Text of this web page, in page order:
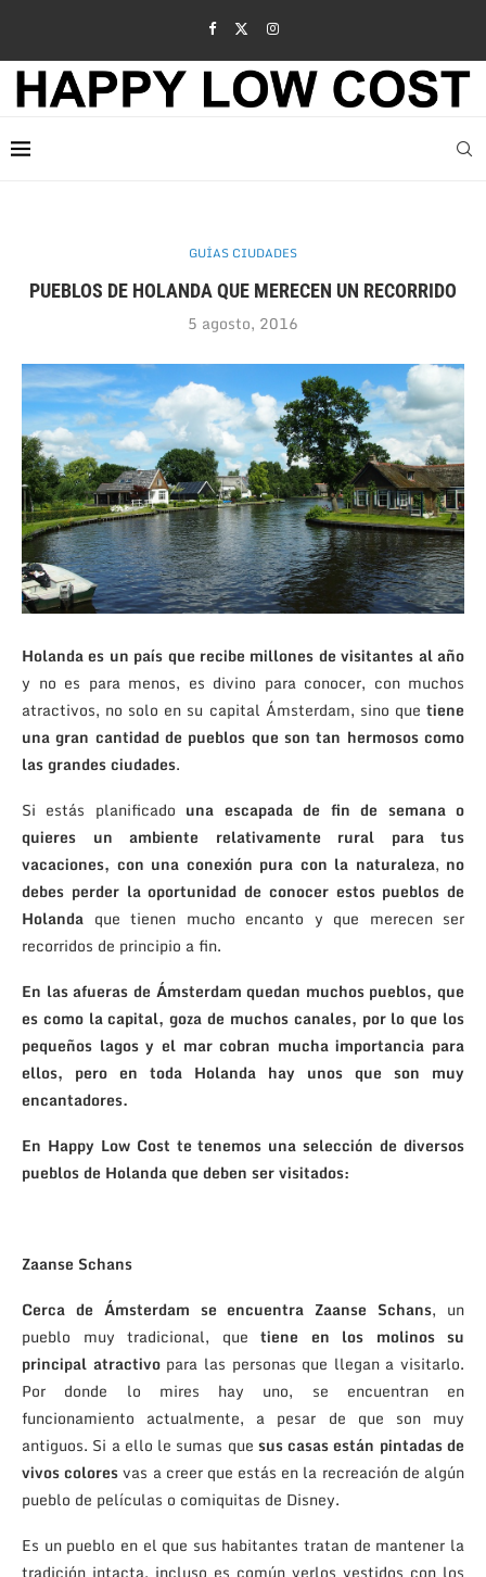
GUÍAS CIUDADES
PUEBLOS DE HOLANDA QUE MERECEN UN RECORRIDO
5 agosto, 2016
Holanda es un país que recibe millones de visitantes al año
y no es para menos, es divino para conocer, con muchos
atractivos, no solo en su capital Ámsterdam, sino que tiene
una gran cantidad de pueblos que son tan hermosos como
las grandes ciudades.
Si estás planificado una escapada de fin de semana o
quieres un ambiente relativamente rural para tus
vacaciones, con una conexión pura con la naturaleza, no
debes perder la oportunidad de conocer estos pueblos de
Holanda que tienen mucho encanto y que merecen ser
recorridos de principio a fin.
En las afueras de Ámsterdam quedan muchos pueblos, que
es como la capital, goza de muchos canales, por lo que los
pequeños lagos y el mar cobran mucha importancia para
ellos, pero en toda Holanda hay unos que son muy
encantadores.
En Happy Low Cost te tenemos una selección de diversos
pueblos de Holanda que deben ser visitados:
Zaanse Schans
Cerca de Ámsterdam se encuentra Zaanse Schans, un
pueblo muy tradicional, que tiene en los molinos su
principal atractivopara las personas que llegan a visitarlo.
Por donde lo mires hay uno, se encuentran en
funcionamiento actualmente, a pesar de que son muy
antiguos. Si a ello le sumas que sus casas están pintadas de
vivos coloresvas a creer que estás en la recreación de algún
pueblo de películas o comiquitas de Disney.
Es un pueblo en el que sus habitantes tratan de mantener la
tradición intacta, incluso es común verlos vestidos con los